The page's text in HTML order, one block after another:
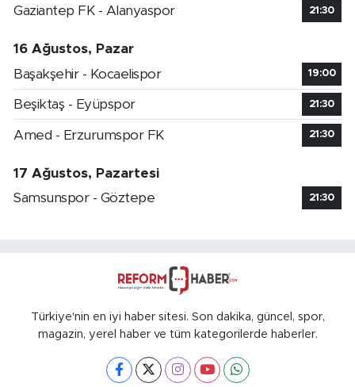
Gaziantep FK - Alanyaspor 21:30
16 Ağustos, Pazar
Başakşehir - Kocaelispor
19:00
Beşiktaş - Eyüpspor 21:30
Amed - Erzurumspor FK 21:30
17 Ağustos, Pazartesi
Samsunspor - Göztepe
21:30
Türkiye'nin en iyi haber sitesi. Son dakika, güncel, spor,
magazin, yerel haber ve tüm kategorilerde haberler.